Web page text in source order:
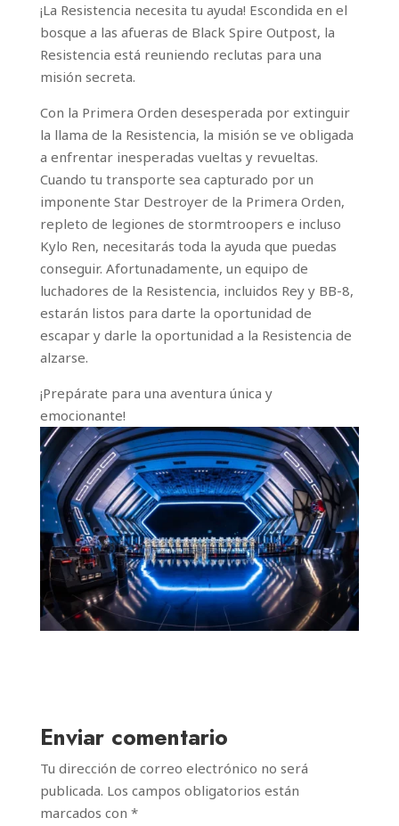
¡La Resistencia necesita tu ayuda! Escondida en el
bosque a las afueras de Black Spire Outpost, la
Resistencia está reuniendo reclutas para una
misión secreta.
Con la Primera Orden desesperada por extinguir
la llama de la Resistencia, la misión se ve obligada
a enfrentar inesperadas vueltas y revueltas.
Cuando tu transporte sea capturado por un
imponente Star Destroyer de la Primera Orden,
repleto de legiones de stormtroopers e incluso
Kylo Ren, necesitarás toda la ayuda que puedas
conseguir. Afortunadamente, un equipo de
luchadores de la Resistencia, incluidos Rey y BB-8,
estarán listos para darte la oportunidad de
escapar y darle la oportunidad a la Resistencia de
alzarse.
¡Prepárate para una aventura única y
emocionante!
Enviar comentario
Tu dirección de correo electrónico no será
publicada. Los campos obligatorios están
marcados con *